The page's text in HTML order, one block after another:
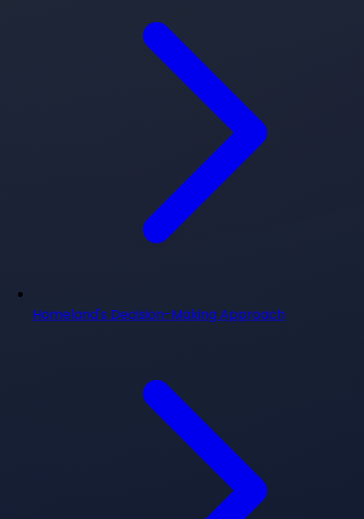
Homeland's Decision-Making Approach